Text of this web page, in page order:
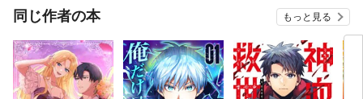
同じ作者の本 もっと見る